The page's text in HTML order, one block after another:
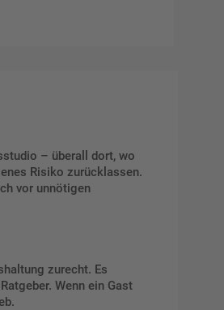
– überall dort, wo
Risiko zurücklassen.
vor unnötigen
zurecht. Es
Wenn ein Gast